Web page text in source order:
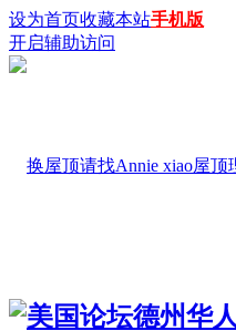
设为首页收藏本站手机版
开启辅助访问